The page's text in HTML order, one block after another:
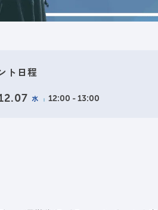
ト日程
水 12:00 - 13:00